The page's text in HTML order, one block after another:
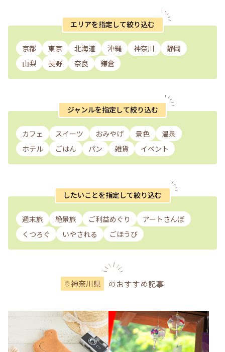
エリアを指定して絞り込む
京都 東京 北海道 沖縄 神奈川
静岡
山梨
長野 奈良 鎌倉
ジャンルを指定して絞り込む
カフェ スイーツ おみやげ 景色
温泉
ホテル
ごはん パン 雑貨 イベント
したいことを指定して絞り込む
週末旅 絶景旅 ご利益めぐり
アートさんぽ
くつろぐ
いやされる ごほうび
神奈川県 のおすすめ記事